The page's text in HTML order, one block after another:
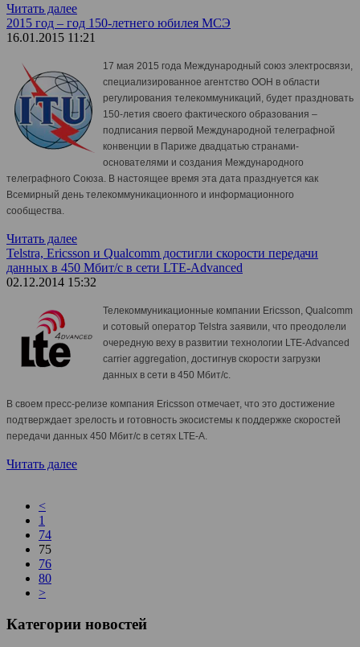
Читать далее
2015 год – год 150-летнего юбилея МСЭ
16.01.2015 11:21
17 мая 2015 года Международный союз электросвязи,
специализированное агентство ООН в области
регулирования телекоммуникаций, будет праздновать
150-летия своего фактического образования –
подписания первой Международной телеграфной
конвенции в Париже двадцатью странами-
основателями и создания Международного
телеграфного Союза. В настоящее время эта дата празднуется как
Всемирный день телекоммуникационного и информационного
сообщества.
Читать далее
Telstra, Ericsson и Qualcomm достигли скорости передачи
данных в 450 Мбит/с в сети LTE-Advanced
02.12.2014 15:32
Телекоммуникационные компании Ericsson, Qualcomm
и сотовый оператор Telstra заявили, что преодолели
очередную веху в развитии технологии LTE-Advanced
carrier aggregation, достигнув скорости загрузки
данных в сети в 450 Мбит/с.
В своем пресс-релизе компания Ericsson отмечает, что это достижение
подтверждает зрелость и готовность экосистемы к поддержке скоростей
передачи данных 450 Мбит/с в сетях LTE-A.
Читать далее
<
1
74
75
76
80
>
Категории новостей